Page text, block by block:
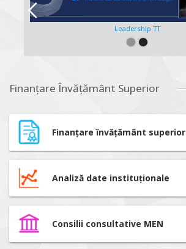
Leadership TT
Finanțare Învățământ Superior
Finanțare învățământ superior
Analiză date instituționale
Consilii consultative MEN